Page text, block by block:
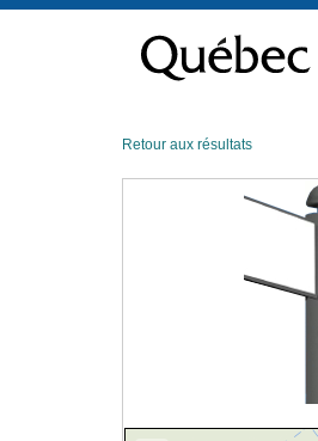
contenu
Retour aux résultats